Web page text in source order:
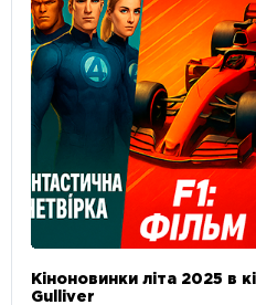
Кіноновинки літа 2025 в
Gulliver